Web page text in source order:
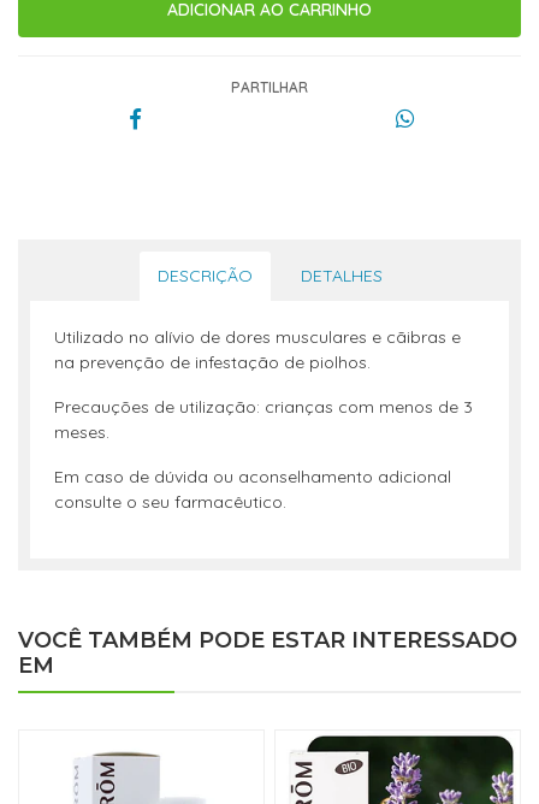
PARTILHAR
DESCRIÇÃO DETALHES
Utilizado no alívio de dores musculares e cãibras e
na prevenção de infestação de piolhos.
Precauções de utilização: crianças com menos de 3
meses.
Em caso de dúvida ou aconselhamento adicional
consulte o seu farmacêutico.
VOCÊ TAMBÉM PODE ESTAR INTERESSADO
EM